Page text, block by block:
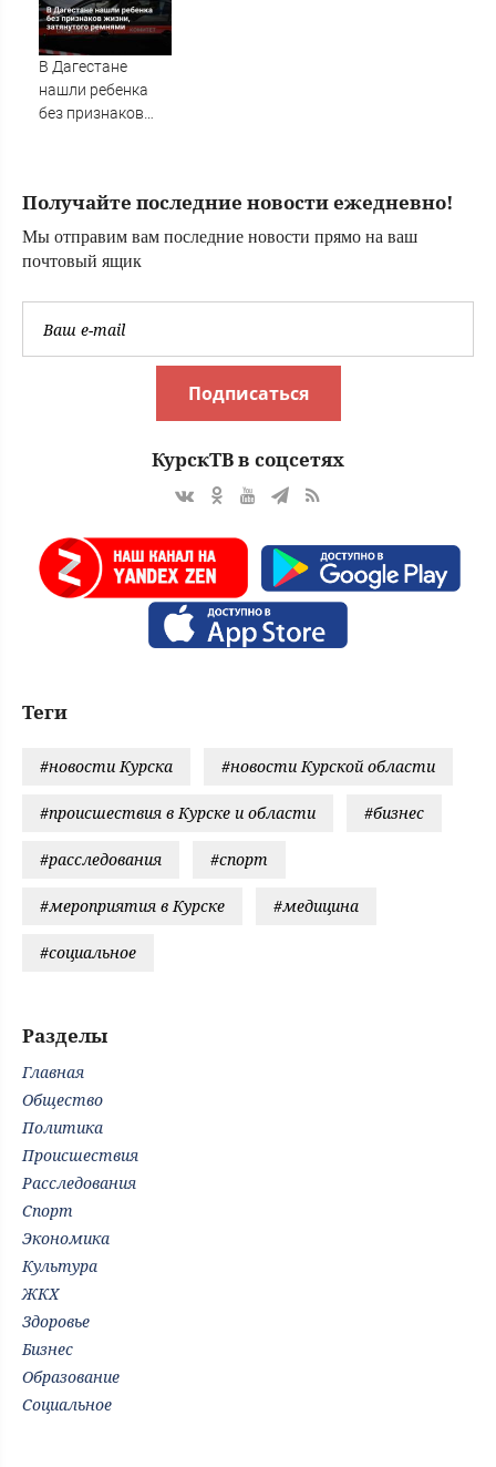
В Дагестане
нашли ребенка
без признаков
Получайте последние новости ежедневно!
Мы отправим вам последние новости прямо на ваш
почтовый ящик
Подписаться
КурскТВ в соцсетях
Теги
#новости Курска #новости Курской области
#происшествия в Курске и области #бизнес
#расследования #спорт
#мероприятия в Курске #медицина
#социальное
Разделы
Главная
Общество
Политика
Происшествия
Расследования
Спорт
Экономика
Культура
ЖКХ
Здоровье
Бизнес
Образование
Социальное